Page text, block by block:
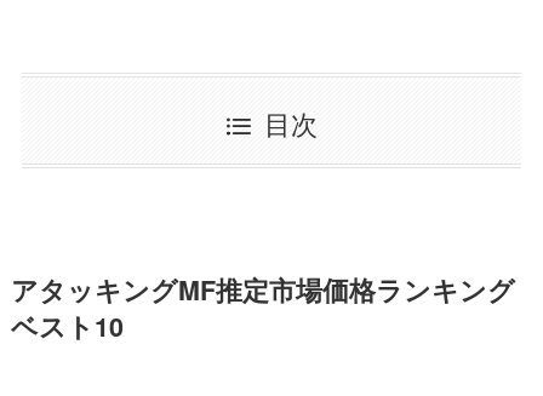
目次
アタッキングMF推定市場価格ランキング
ベスト10